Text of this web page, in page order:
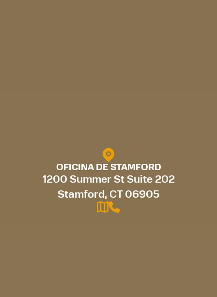
OFICINA DE STAMFORD
1200 Summer St Suite 202
Stamford, CT 06905